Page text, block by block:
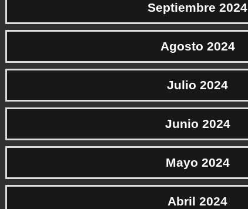
Septiembre 2024
Agosto 2024
Julio 2024
Junio 2024
Mayo 2024
Abril 2024